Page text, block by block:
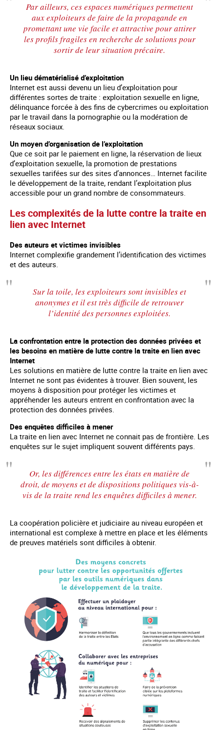
Par ailleurs, ces espaces numériques permettent
aux exploiteurs de faire de la propagande en
promettant une vie facile et attractive pour attirer
les profils fragiles en recherche de solutions pour
sortir de leur situation précaire.
Un lieu dématérialisé d’exploitation
Internet est aussi devenu un lieu d’exploitation pour
différentes sortes de traite : exploitation sexuelle en ligne,
délinquance forcée à des fins de cybercrimes ou exploitation
par le travail dans la pornographie ou la modération de
réseaux sociaux.
Un moyen d’organisation de l’exploitation
Que ce soit par le paiement en ligne, la réservation de lieux
d’exploitation sexuelle, la promotion de prestations
sexuelles tarifées sur des sites d’annonces… Internet facilite
le développement de la traite, rendant l’exploitation plus
accessible pour un grand nombre de consommateurs.
Les complexités de la lutte contre la traite en
lien avec Internet
Des auteurs et victimes invisibles
Internet complexifie grandement l’identification des victimes
et des auteurs.
Sur la toile, les exploiteurs sont invisibles et
anonymes et il est très difficile de retrouver
l’identité des personnes exploitées.
La confrontation entre la protection des données privées et
les besoins en matière de lutte contre la traite en lien avec
Internet
Les solutions en matière de lutte contre la traite en lien avec
Internet ne sont pas évidentes à trouver. Bien souvent, les
moyens à disposition pour protéger les victimes et
appréhender les auteurs entrent en confrontation avec la
protection des données privées.
Des enquêtes difficiles à mener
La traite en lien avec Internet ne connait pas de frontière. Les
enquêtes sur le sujet impliquent souvent différents pays.
Or, les différences entre les états en matière de
droit, de moyens et de dispositions politiques vis-à-
vis de la traite rend les enquêtes difficiles à mener.
La coopération policière et judiciaire au niveau européen et
international est complexe à mettre en place et les éléments
de preuves matériels sont difficiles à obtenir.